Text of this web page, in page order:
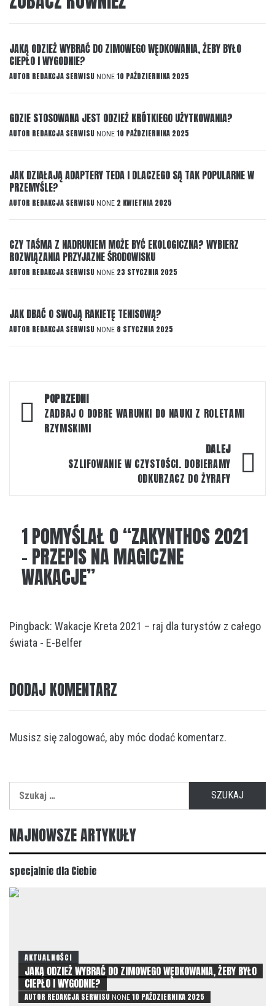
JAKĄ ODZIEŻ WYBRAĆ DO ZIMOWEGO WĘDKOWANIA, ŻEBY BYŁO
CIEPŁO I WYGODNIE?
AUTOR REDAKCJA SERWISU NONE 10 PAŹDZIERNIKA 2025
GDZIE STOSOWANA JEST ODZIEŻ KRÓTKIEGO UŻYTKOWANIA?
AUTOR REDAKCJA SERWISU NONE 10 PAŹDZIERNIKA 2025
JAK DZIAŁAJĄ ADAPTERY TEDA I DLACZEGO SĄ TAK POPULARNE W
PRZEMYŚLE?
AUTOR REDAKCJA SERWISU NONE 2 KWIETNIA 2025
CZY TAŚMA Z NADRUKIEM MOŻE BYĆ EKOLOGICZNA? WYBIERZ
ROZWIĄZANIA PRZYJAZNE ŚRODOWISKU
AUTOR REDAKCJA SERWISU NONE 23 STYCZNIA 2025
JAK DBAĆ O SWOJĄ RAKIETĘ TENISOWĄ?
AUTOR REDAKCJA SERWISU NONE 8 STYCZNIA 2025
Nawigacja
wpisu
POPRZEDNI
ZADBAJ O DOBRE WARUNKI DO NAUKI Z ROLETAMI
RZYMSKIMI
DALEJ
SZLIFOWANIE W CZYSTOŚCI. DOBIERAMY
ODKURZACZ DO ŻYRAFY
1 POMYŚLAŁ O “ZAKYNTHOS 2021
– PRZEPIS NA MAGICZNE
WAKACJE”
Pingback: Wakacje Kreta 2021 – raj dla turystów z całego
świata - E-Belfer
DODAJ KOMENTARZ
Musisz się zalogować, aby móc dodać komentarz.
NAJNOWSZE ARTYKUŁY
specjalnie dla Ciebie
AKTUALNOŚCI
JAKĄ ODZIEŻ WYBRAĆ DO ZIMOWEGO WĘDKOWANIA, ŻEBY BYŁO
CIEPŁO I WYGODNIE?
AUTOR REDAKCJA SERWISU NONE 10 PAŹDZIERNIKA 2025